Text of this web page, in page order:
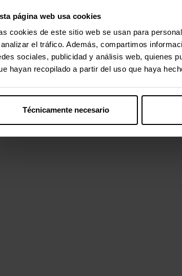
página web usa cookies
cookies de este sitio web se usan para
el tráfico. Además, compartimos
sociales, publicidad y análisis web, quienes
hayan recopilado a partir del uso que haya
Técnicamente necesario